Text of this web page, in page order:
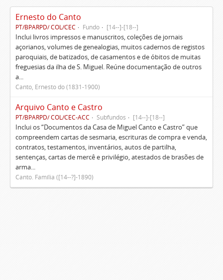
Ernesto do Canto
PT/BPARPD/ COL/CEC Fundo [14--]-[18--]
Inclui livros impressos e manuscritos, coleções de jornais
açorianos, volumes de genealogias, muitos cadernos de registos
paroquiais, de batizados, de casamentos e de óbitos de muitas
freguesias da ilha de S. Miguel. Reúne documentação de outros
a...
Canto, Ernesto do (1831-1900)
Arquivo Canto e Castro
PT/BPARPD/ COL/CEC-ACC Subfundos [14--]-[18--]
Inclui os “Documentos da Casa de Miguel Canto e Castro” que
compreendem cartas de sesmaria, escrituras de compra e venda,
contratos, testamentos, inventários, autos de partilha,
sentenças, cartas de mercê e privilégio, atestados de brasões de
arma...
Canto. Família ([14--?]-1890)